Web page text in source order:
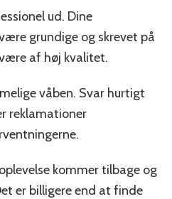
ud. Dine
grundige og skrevet på
af høj kvalitet.
våben. Svar hurtigt
reklamationer
kommer tilbage og
er billigere end at finde